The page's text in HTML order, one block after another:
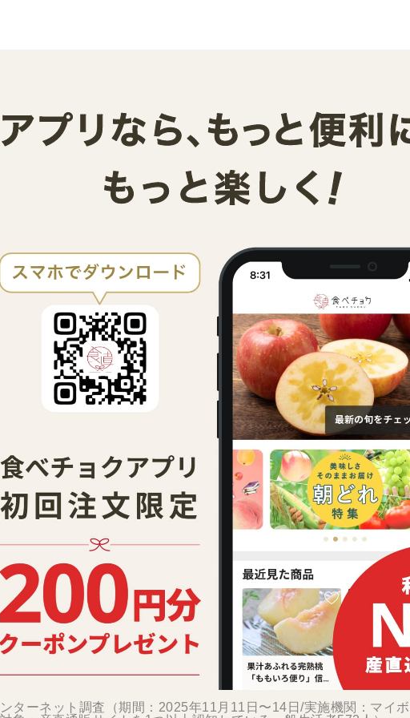
ターネット調査（期間：2025年11月11日〜14日/実施機関：マイ